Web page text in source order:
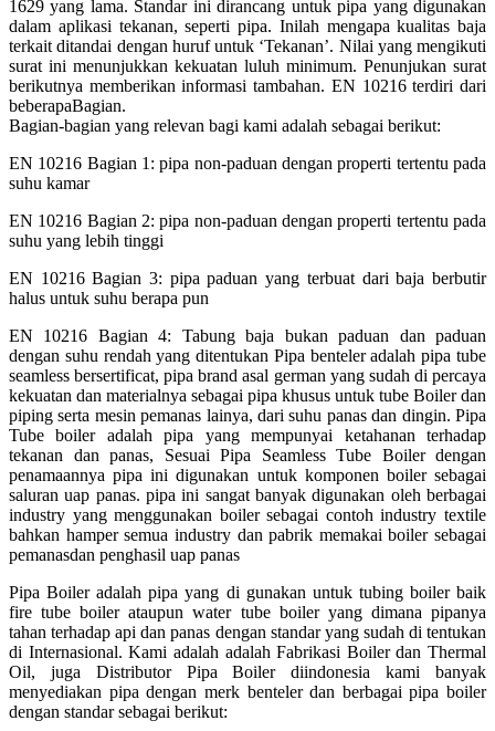
1629 yang lama. Standar ini dirancang untuk pipa yang digunakan
dalam aplikasi tekanan, seperti pipa. Inilah mengapa kualitas baja
terkait ditandai dengan huruf untuk ‘Tekanan’. Nilai yang mengikuti
surat ini menunjukkan kekuatan luluh minimum. Penunjukan surat
berikutnya memberikan informasi tambahan. EN 10216 terdiri dari
beberapaBagian.
Bagian-bagian yang relevan bagi kami adalah sebagai berikut:
EN 10216 Bagian 1: pipa non-paduan dengan properti tertentu pada
suhu kamar
EN 10216 Bagian 2: pipa non-paduan dengan properti tertentu pada
suhu yang lebih tinggi
EN 10216 Bagian 3: pipa paduan yang terbuat dari baja berbutir
halus untuk suhu berapa pun
EN 10216 Bagian 4: Tabung baja bukan paduan dan paduan
dengan suhu rendah yang ditentukan Pipa benteler adalah pipa tube
seamless bersertificat, pipa brand asal german yang sudah di percaya
kekuatan dan materialnya sebagai pipa khusus untuk tube Boiler dan
piping serta mesin pemanas lainya, dari suhu panas dan dingin. Pipa
Tube boiler adalah pipa yang mempunyai ketahanan terhadap
tekanan dan panas, Sesuai Pipa Seamless Tube Boiler dengan
penamaannya pipa ini digunakan untuk komponen boiler sebagai
saluran uap panas. pipa ini sangat banyak digunakan oleh berbagai
industry yang menggunakan boiler sebagai contoh industry textile
bahkan hamper semua industry dan pabrik memakai boiler sebagai
pemanasdan penghasil uap panas
Pipa Boiler adalah pipa yang di gunakan untuk tubing boiler baik
fire tube boiler ataupun water tube boiler yang dimana pipanya
tahan terhadap api dan panas dengan standar yang sudah di tentukan
di Internasional. Kami adalah adalah Fabrikasi Boiler dan Thermal
Oil, juga Distributor Pipa Boiler diindonesia kami banyak
menyediakan pipa dengan merk benteler dan berbagai pipa boiler
dengan standar sebagai berikut: